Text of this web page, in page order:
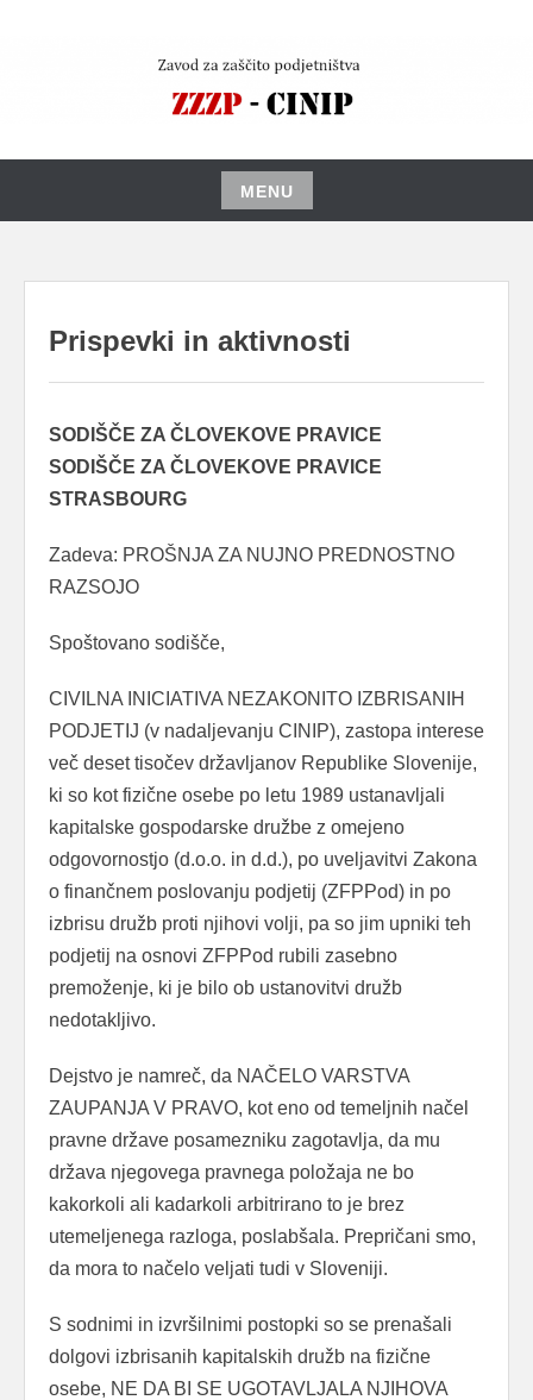
MENU
Skip
content
Prispevki in aktivnosti
SODIŠČE ZA ČLOVEKOVE PRAVICE
SODIŠČE ZA ČLOVEKOVE PRAVICE
STRASBOURG
Zadeva: PROŠNJA ZA NUJNO PREDNOSTNO
RAZSOJO
Spoštovano sodišče,
CIVILNA INICIATIVA NEZAKONITO IZBRISANIH
PODJETIJ (v nadaljevanju CINIP), zastopa interese
več deset tisočev državljanov Republike Slovenije,
ki so kot fizične osebe po letu 1989 ustanavljali
kapitalske gospodarske družbe z omejeno
odgovornostjo (d.o.o. in d.d.), po uveljavitvi Zakona
o finančnem poslovanju podjetij (ZFPPod) in po
izbrisu družb proti njihovi volji, pa so jim upniki teh
podjetij na osnovi ZFPPod rubili zasebno
premoženje, ki je bilo ob ustanovitvi družb
nedotakljivo.
Dejstvo je namreč, da NAČELO VARSTVA
ZAUPANJA V PRAVO, kot eno od temeljnih načel
pravne države posamezniku zagotavlja, da mu
država njegovega pravnega položaja ne bo
kakorkoli ali kadarkoli arbitrirano to je brez
utemeljenega razloga, poslabšala. Prepričani smo,
da mora to načelo veljati tudi v Sloveniji.
S sodnimi in izvršilnimi postopki so se prenašali
dolgovi izbrisanih kapitalskih družb na fizične
osebe, NE DA BI SE UGOTAVLJALA NJIHOVA